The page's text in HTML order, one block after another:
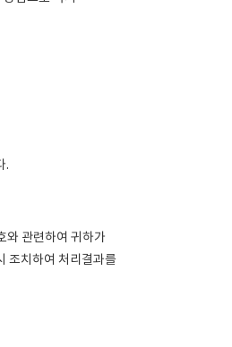
.
와 관련하여 귀하가
조치하여 처리결과를